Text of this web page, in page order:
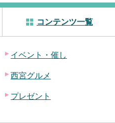
コンテンツ一覧
イベント・催し
西宮グルメ
プレゼント